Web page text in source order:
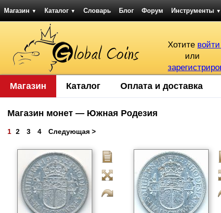
Магазин ▼ Каталог ▼ Словарь Блог Форум Инструменты ▼
Хотите
или
Магазин Каталог Оплата и доставка
Магазин монет — Южная Родезия
1 2 3 4 Следующая >